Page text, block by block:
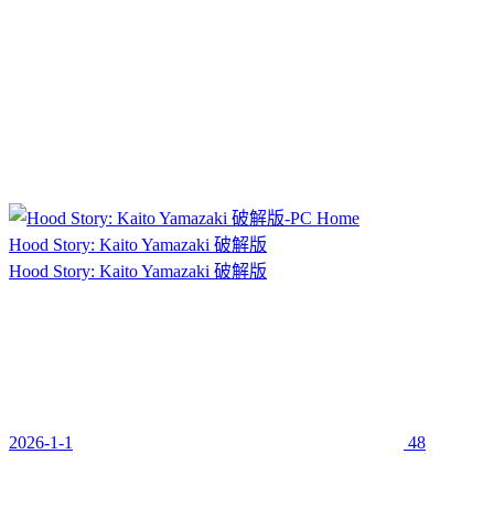
Hood Story: Kaito Yamazaki 破解版
Hood Story: Kaito Yamazaki 破解版
2026-1-1 48